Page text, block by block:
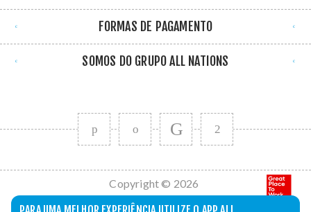
FORMAS DE PAGAMENTO
SOMOS DO GRUPO ALL NATIONS
Copyright © 2026
All Nations. Todos